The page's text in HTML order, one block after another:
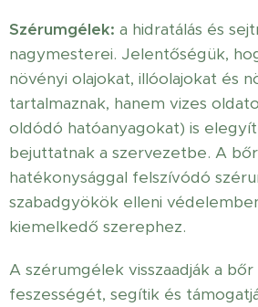
Szérumgélek: a hidratálás és
nagymesterei. Jelentőségük,
növényi olajokat, illóolajokat és
tartalmaznak, hanem vizes
oldódó hatóanyagokat) is
bejuttatnak a szervezetbe. A
hatékonysággal felszívódó
szabadgyökök elleni
kiemelkedő szerephez.
A szérumgélek visszaadják a bőr
feszességét, segítik és